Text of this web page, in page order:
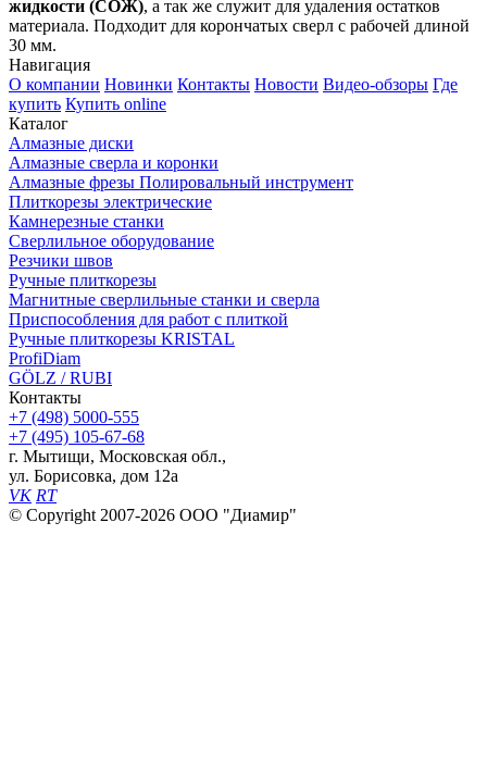
жидкости (СОЖ), а так же служит для удаления остатков
материала. Подходит для корончатых сверл с рабочей длиной
30 мм.
Навигация
О компании Новинки Контакты Новости Видео-обзоры Где
купить Купить online
Каталог
Алмазные диски
Алмазные сверла и коронки
Алмазные фрезы Полировальный инструмент
Плиткорезы электрические
Камнерезные станки
Сверлильное оборудование
Резчики швов
Ручные плиткорезы
Магнитные сверлильные станки и сверла
Приспособления для работ с плиткой
Ручные плиткорезы KRISTAL
ProfiDiam
GÖLZ / RUBI
Контакты
+7 (498) 5000-555
+7 (495) 105-67-68
г. Мытищи, Московская обл.,
ул. Борисовка, дом 12а
VK RT
© Copyright 2007-2026 ООО "Диамир"